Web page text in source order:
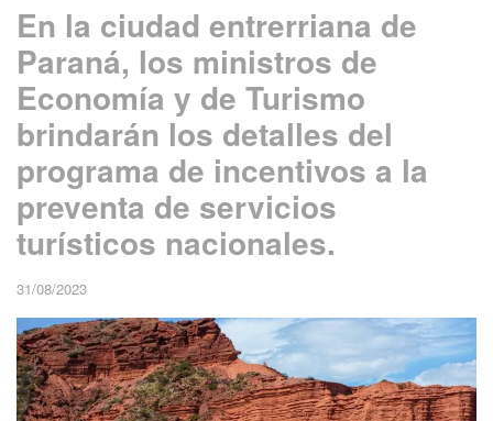
En la ciudad entrerriana de
Paraná, los ministros de
Economía y de Turismo
brindarán los detalles del
programa de incentivos a la
preventa de servicios
turísticos nacionales.
31/08/2023